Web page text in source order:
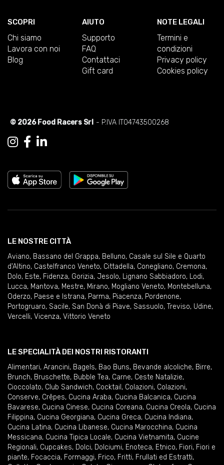
SCOPRI
Chi siamo
Lavora con noi
Blog
AIUTO
Supporto
FAQ
Contattaci
Gift card
NOTE LEGALI
Termini e
condizioni
Privacy policy
Cookies policy
© 2026 Food Racers Srl - P.IVA IT04743500268
LE NOSTRE CITTÀ
Aviano, Bassano del Grappa, Belluno, Casale sul Sile e Quarto
d'Altino, Castelfranco Veneto, Cittadella, Conegliano, Cremona,
Dolo, Este, Fidenza, Gorizia, Jesolo, Lignano Sabbiadoro, Lodi,
Lucca, Mantova, Mestre, Mirano, Mogliano Veneto, Montebelluna,
Oderzo, Paese e Istrana, Parma, Piacenza, Pordenone,
Portogruaro, Sacile, San Donà di Piave, Sassuolo, Treviso, Udine,
Vercelli, Vicenza, Vittorio Veneto
LE SPECIALITÀ DEI NOSTRI RISTORANTI
Alimentari, Arancini, Bagels, Bao Buns, Bevande alcoliche, Birre,
Brunch, Bruschette, Bubble Tea, Carne, Ceste Natalizie,
Cioccolato, Club Sandwich, Cocktail , Colazioni, Colazioni,
Conserve, Crêpes, Cucina Araba, Cucina Balcanica, Cucina
Bavarese, Cucina Cinese, Cucina Coreana, Cucina Creola, Cucina
Filippina, Cucina Georgiana, Cucina Greca, Cucina Indiana,
Cucina Latina, Cucina Libanese, Cucina Marocchina, Cucina
Messicana, Cucina Tipica Locale, Cucina Vietnamita, Cucine
Regionali, Cupcakes, Dolci, Dolciumi, Enoteca, Etnico, Fiori, Fiori e
piante, Focaccia, Formaggi, Frico, Fritti, Frullati ed Estratti,